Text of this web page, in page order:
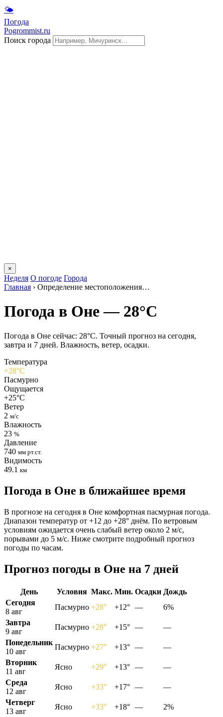
🌤
Погода
Pogrommist.ru
Поиск города
×
Неделя О погоде Города
Главная › Определение местоположения…
Погода в Оне — 28°C
Погода в Оне сейчас: 28°C. Точный прогноз на сегодня,
завтра и 7 дней. Влажность, ветер, осадки.
Температура
+28°C
Пасмурно
Ощущается
+25°C
Ветер
2 м/с
Влажность
23 %
Давление
740 мм рт.ст.
Видимость
49.1 км
Погода в Оне в ближайшее время
В прогнозе на сегодня в Оне комфортная пасмурная погода.
Диапазон температур от +12 до +28° днём. По ветровым
условиям ожидается очень слабый ветер около 2 м/с,
порывами до 5 м/с. Ниже смотрите подробный прогноз
погоды по часам.
Прогноз погоды в Оне на 7 дней
День Условия Макс. Мин. Осадки Дождь
Сегодня
8 авг
Пасмурно +28° +12° —
6%
Завтра
9 авг
Пасмурно +28° +15° —
—
Понедельник
10 авг
Пасмурно +27° +13° —
—
Вторник
11 авг
Ясно +29° +13° —
—
Среда
12 авг
Ясно +33° +17° —
—
Четверг
13 авг
Ясно +33° +18° —
2%